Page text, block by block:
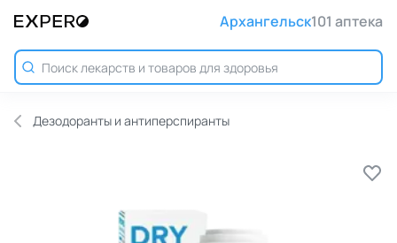
Архангельск101 аптека
Дезодоранты и антиперспиранты